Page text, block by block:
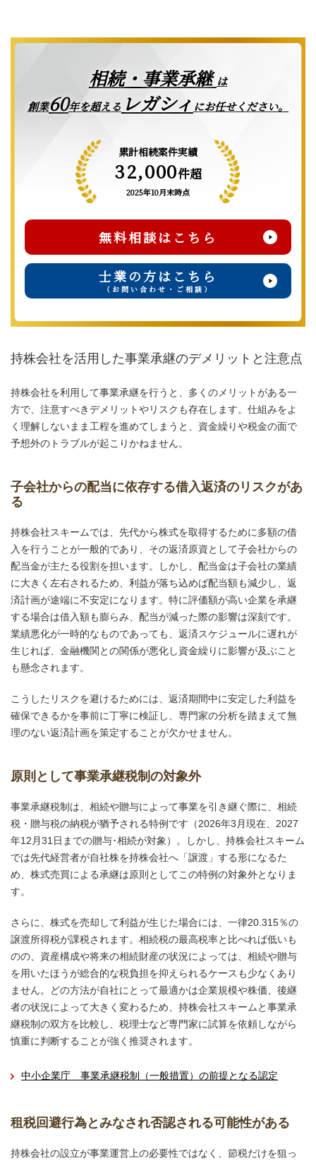
相続・事業承継は
創業60年を超える レガシィ にお任せください。
累計相続案件実績
32,000件超
2025年10月末時点
無料相談はこちら
士業の方はこちら
（お問い合わせ・ご相談）
持株会社を活用した事業承継のデメリットと注意点
持株会社を利用して事業承継を行うと、多くのメリットがある一
方で、注意すべきデメリットやリスクも存在します。仕組みをよ
く理解しないまま工程を進めてしまうと、資金繰りや税金の面で
予想外のトラブルが起こりかねません。
子会社からの配当に依存する借入返済のリスクがあ
る
持株会社スキームでは、先代から株式を取得するために多額の借
入を行うことが一般的であり、その返済原資として子会社からの
配当金が主たる役割を担います。しかし、配当金は子会社の業績
に大きく左右されるため、利益が落ち込めば配当額も減少し、返
済計画が途端に不安定になります。特に評価額が高い企業を承継
する場合は借入額も膨らみ、配当が減った際の影響は深刻です。
業績悪化が一時的なものであっても、返済スケジュールに遅れが
生じれば、金融機関との関係が悪化し資金繰りに影響が及ぶこと
も懸念されます。
こうしたリスクを避けるためには、返済期間中に安定した利益を
確保できるかを事前に丁寧に検証し、専門家の分析を踏まえて無
理のない返済計画を策定することが欠かせません。
原則として事業承継税制の対象外
事業承継税制は、相続や贈与によって事業を引き継ぐ際に、相続
税・贈与税の納税が猶予される特例です（2026年3月現在、2027
年12月31日までの贈与･相続が対象）。しかし、持株会社スキーム
では先代経営者が自社株を持株会社へ「譲渡」する形になるた
め、株式売買による承継は原則としてこの特例の対象外となりま
す。
さらに、株式を売却して利益が生じた場合には、一律20.315％の
譲渡所得税が課税されます。相続税の最高税率と比べれば低いも
のの、資産構成や将来の相続財産の状況によっては、相続や贈与
を用いたほうが総合的な税負担を抑えられるケースも少なくあり
ません。どの方法が自社にとって最適かは企業規模や株価、後継
者の状況によって大きく変わるため、持株会社スキームと事業承
継税制の双方を比較し、税理士など専門家に試算を依頼しながら
慎重に判断することが強く推奨されます。
中小企業庁 事業承継税制（一般措置）の前提となる認定
租税回避行為とみなされ否認される可能性がある
持株会社の設立が事業運営上の必要性ではなく、節税だけを狙っ